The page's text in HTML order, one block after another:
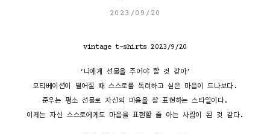
2023/09/20
vintage t-shirts 2023/9/20
‘나에게 선물을 주어야 할 것 같아’
모티베이션이 떨어질 때 스스로를 독려하고 싶은 마음이 드나보다.
준우는 평소 선물로 자신의 마음을 잘 표현하는 스타일이다.
이제는 자신 스스로에게도 마음을 표현할 줄 아는 사람이 된 것 같다.